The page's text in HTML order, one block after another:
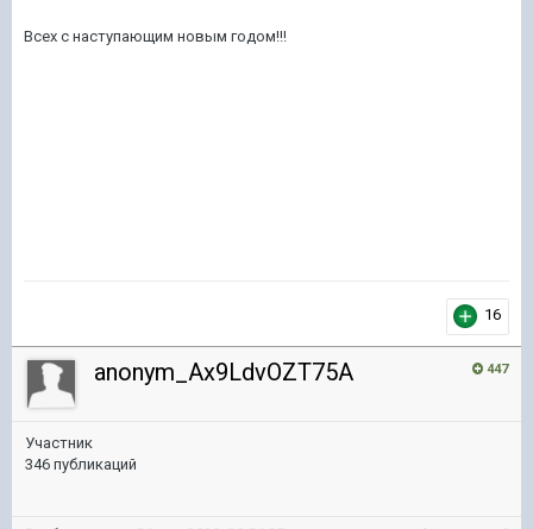
Всех с наступающим новым годом!!!
16
447
anonym_Ax9LdvOZT75A
Участник
346 публикаций